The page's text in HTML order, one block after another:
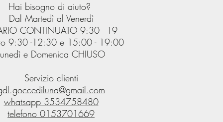
Hai bisogno di aiuto?
Dal Martedì al Venerdì
CONTINUATO 9:30 - 19
9:30 -12:30 e 15:00 - 19:00
e Domenica CHIUSO
Servizio clienti
whatsapp 3534758480
telefono 0153701669